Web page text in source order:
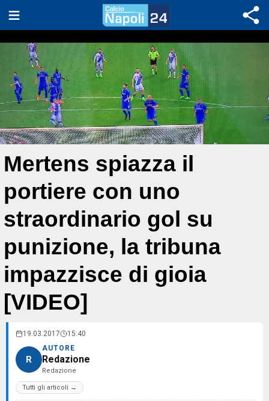
Mertens spiazza il
portiere con uno
straordinario gol su
punizione, la tribuna
impazzisce di gioia
[VIDEO]
19.03.2017 15:40
R
AUTORE
Redazione
Redazione
Tutti gli articoli →